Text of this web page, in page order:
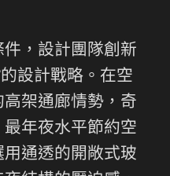
，設計團隊創新
設計戰略。在空
架通廊情勢，奇
年夜水平節約空
通透的開敞式玻